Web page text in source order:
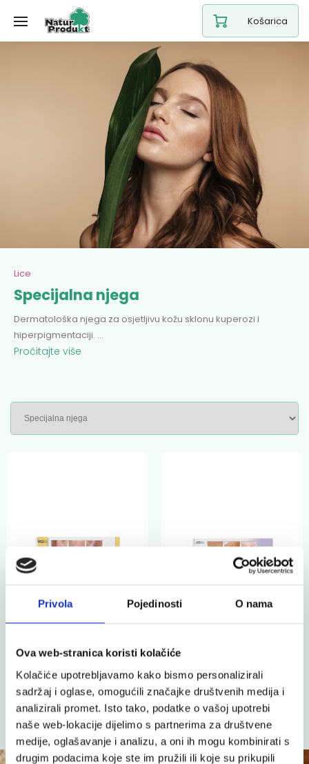
Privola Pojedinosti O nama
Ova web-stranica koristi kolačiće
Kolačiće upotrebljavamo kako bismo personalizirali
sadržaj i oglase, omogućili značajke društvenih medija i
analizirali promet. Isto tako, podatke o vašoj upotrebi
naše web-lokacije dijelimo s partnerima za društvene
medije, oglašavanje i analizu, a oni ih mogu kombinirati s
drugim podacima koje ste im pružili ili koje su prikupili
Košarica
Lice
Specijalna njega
Dermatološka njega za osjetljivu kožu sklonu kuperozi i
hiperpigmentaciji. ...
Pročitajte više
Specijalna njega
smanjenje pigmentnih
Specijalna njega
14,00 €